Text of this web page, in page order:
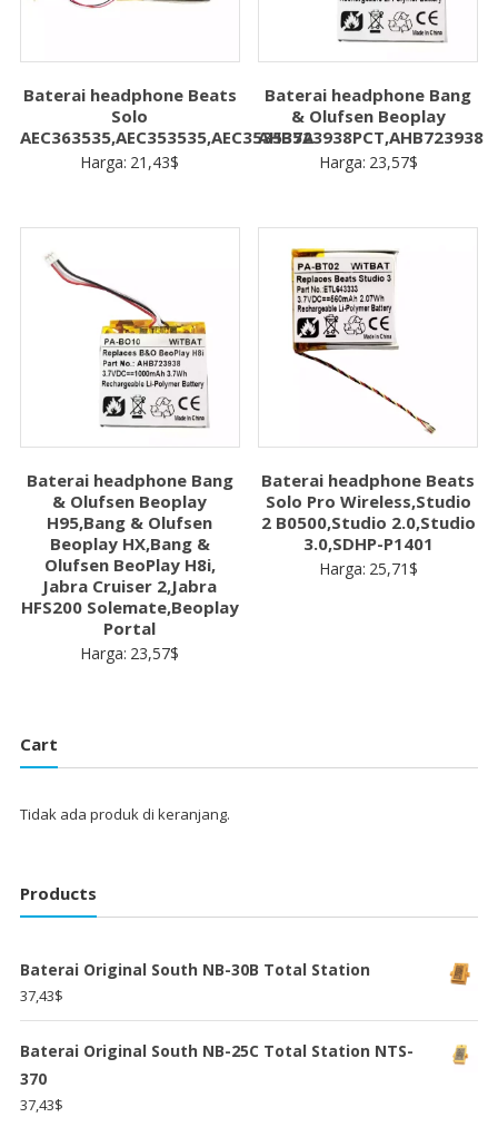
Baterai headphone Beats
Solo
AEC363535,AEC353535,AEC353535A
Harga: 21,43$
Baterai headphone Bang
& Olufsen Beoplay
AHB723938PCT,AHB723938
Harga: 23,57$
Baterai headphone Bang
& Olufsen Beoplay
H95,Bang & Olufsen
Beoplay HX,Bang &
Olufsen BeoPlay H8i,
Jabra Cruiser 2,Jabra
HFS200 Solemate,Beoplay
Portal
Harga: 23,57$
Baterai headphone Beats
Solo Pro Wireless,Studio
2 B0500,Studio 2.0,Studio
3.0,SDHP-P1401
Harga: 25,71$
Cart
Tidak ada produk di keranjang.
Products
Baterai Original South NB-30B Total Station
37,43$
Baterai Original South NB-25C Total Station NTS-
370
37,43$